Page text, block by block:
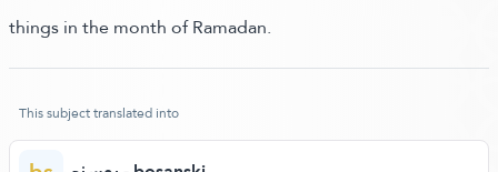
things in the month of Ramadan.
This subject translated into